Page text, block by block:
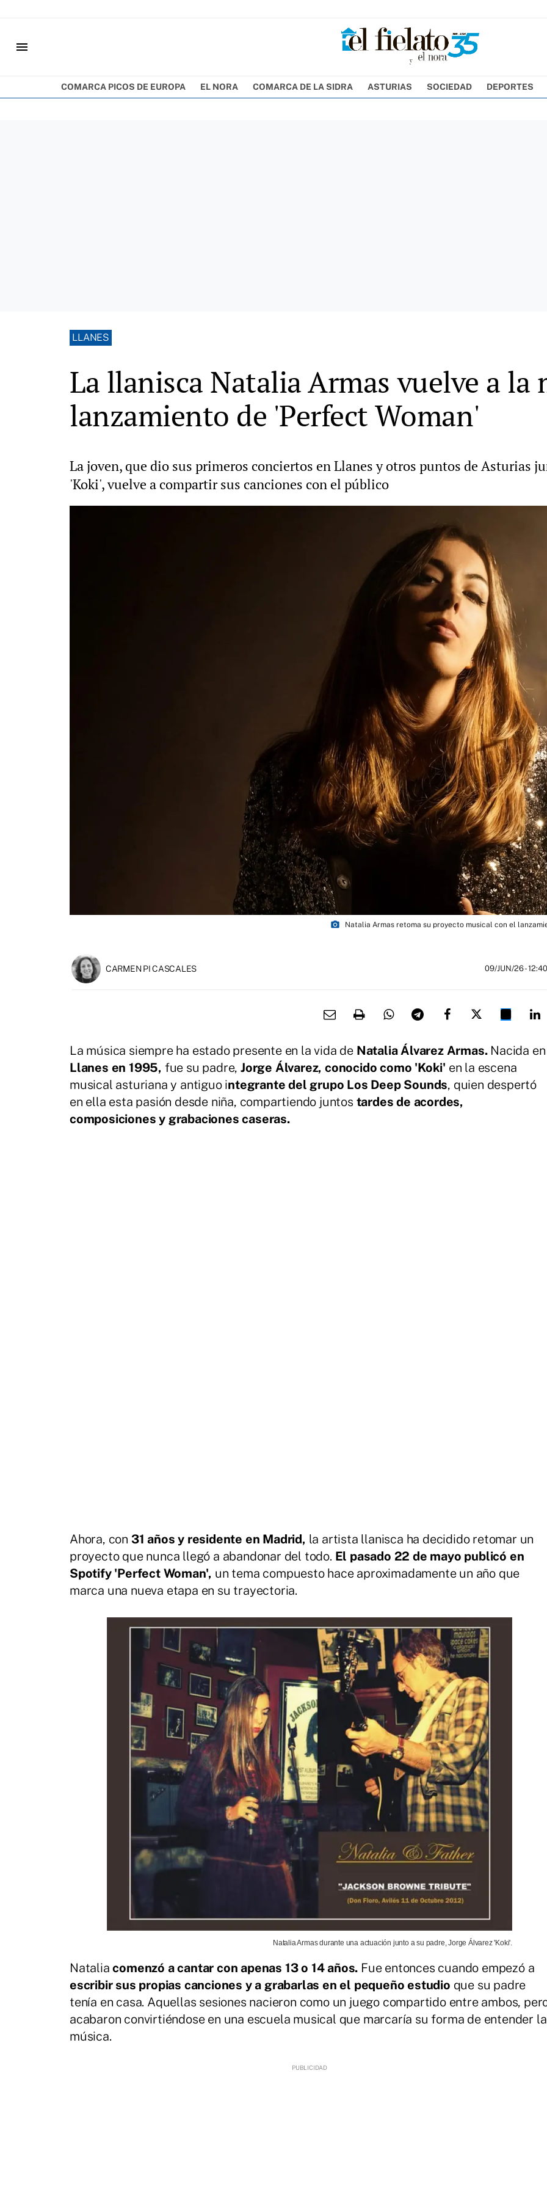
menu
COMARCA PICOS DE EUROPA EL NORA COMARCA DE LA SIDRA ASTURIAS SOCIEDAD DEPORTES
LLANES
La llanisca Natalia Armas vuelve a la
lanzamiento de 'Perfect Woman'
La joven, que dio sus primeros conciertos en Llanes y otros puntos de Asturias
'Koki', vuelve a compartir sus canciones con el público
photo_camera Natalia Armas retoma su proyecto musical con el
CARMEN PI CASCALES 09/JUN/26- 12:40
La música siempre ha estado presente en la vida de Natalia Álvarez Armas.Nacida en
Llanes en 1995, fue su padre,Jorge Álvarez, conocido como 'Koki' en la escena
musical asturiana y antiguo integrante del grupo Los Deep Sounds, quien despertó
en ella esta pasión desde niña, compartiendo juntos tardes de acordes,
composiciones y grabaciones caseras.
Ahora, con 31 años y residente en Madrid, la artista llanisca ha decidido retomar un
proyecto que nunca llegó a abandonar del todo. El pasado 22 de mayo publicó en
Spotify 'Perfect Woman', un tema compuesto hace aproximadamente un año que
marca una nueva etapa en su trayectoria.
Natalia Armas durante una actuación junto a su padre, Jorge Álvarez 'Koki'.
Nataliacomenzó a cantar con apenas 13 o 14 años. Fue entonces cuando empezó a
escribir sus propias canciones y a grabarlas en el pequeño estudio que su padre
tenía en casa. Aquellas sesiones nacieron como un juego compartido entre ambos,
acabaron convirtiéndose en una escuela musical que marcaría su forma de entender la
música.